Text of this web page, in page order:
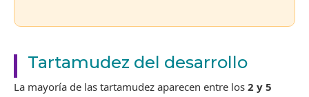
Tartamudez del desarrollo
La mayoría de las tartamudez aparecen entre los 2 y 5